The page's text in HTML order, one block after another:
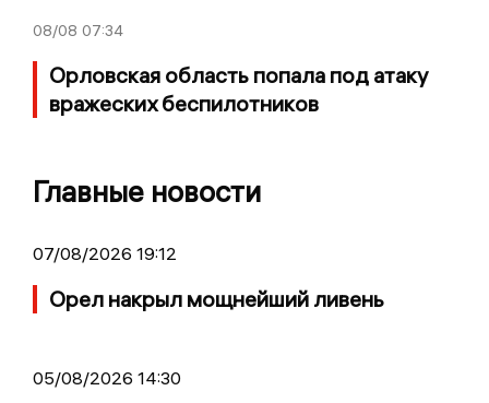
08/08 07:34
Орловская область попала под атаку
вражеских беспилотников
Главные новости
07/08/2026 19:12
Орел накрыл мощнейший ливень
05/08/2026 14:30